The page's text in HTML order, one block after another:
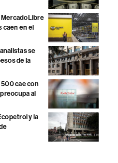
caen en el
se
de la
500 cae con
al
y la